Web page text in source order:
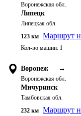
Воронежская обл.
Липецк
Липецкая обл.
123 км Маршрут
Кол-во машин: 1
Воронеж →
Воронежская обл.
Мичуринск
Тамбовская обл.
232 км Маршрут